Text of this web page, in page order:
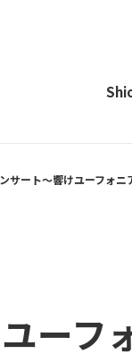
サート～響けユーフォ
ーフ